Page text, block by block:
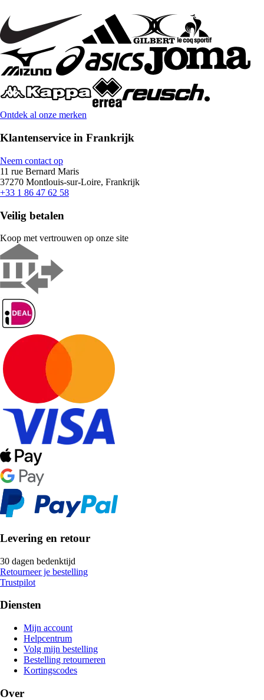
Ontdek al onze merken
Klantenservice in Frankrijk
Neem contact op
11 rue Bernard Maris
37270 Montlouis-sur-Loire, Frankrijk
+33 1 86 47 62 58
Veilig betalen
Koop met vertrouwen op onze site
Levering en retour
30 dagen bedenktijd
Retourneer je bestelling
Trustpilot
Diensten
Mijn account
Helpcentrum
Volg mijn bestelling
Bestelling retourneren
Kortingscodes
Over